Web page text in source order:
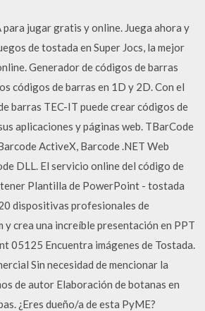
para jugar gratis y online. Juega ahora y
de tostada en Super Jocs, la mejor
Generador de códigos de barras
códigos de barras en 1D y 2D. Con el
barras TEC-IT puede crear códigos de
aplicaciones y páginas web. TBarCode
ActiveX, Barcode .NET Web
DLL. El servicio online del código de
Plantilla de PowerPoint - tostada
dispositivas profesionales de
y crea una increíble presentación en PPT
05125 Encuentra imágenes de Tostada.
Sin necesidad de mencionar la
de autor Elaboración de botanas en
¿Eres dueño/a de esta PyME?